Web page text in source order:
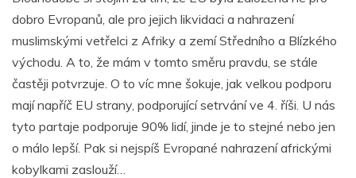
c
e
b
o
o
k
itt
er
at
s
A
p
p
ss
e
n
g
er
k
e
dI
n
er e
gr
a
m
ar
e
dobro Evropanů, ale pro jejich likvidaci a nahrazení
muslimskými vetřelci z Afriky a zemí Středního a Blízkého
východu. A to, že mám v tomto směru pravdu, se stále
častěji potvrzuje. O to víc mne šokuje, jak velkou podporu
mají napříč EU strany, podporující setrvání ve 4. říši. U nás
tyto partaje podporuje 90% lidí, jinde je to stejné nebo jen
o málo lepší. Pak si nejspíš Evropané nahrazení africkými
kobylkami zaslouží…